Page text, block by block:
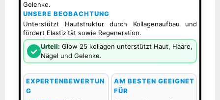
Gelenke.
UNSERE BEOBACHTUNG
Unterstützt Hautstruktur durch Kollagenaufbau und
fördert Elastizität sowie Regeneration.
✓ Urteil: Glow 25 kollagen unterstützt Haut, Haare,
Nägel und Gelenke.
EXPERTENBEWERTUN
G
AM BESTEN GEEIGNET
FÜR